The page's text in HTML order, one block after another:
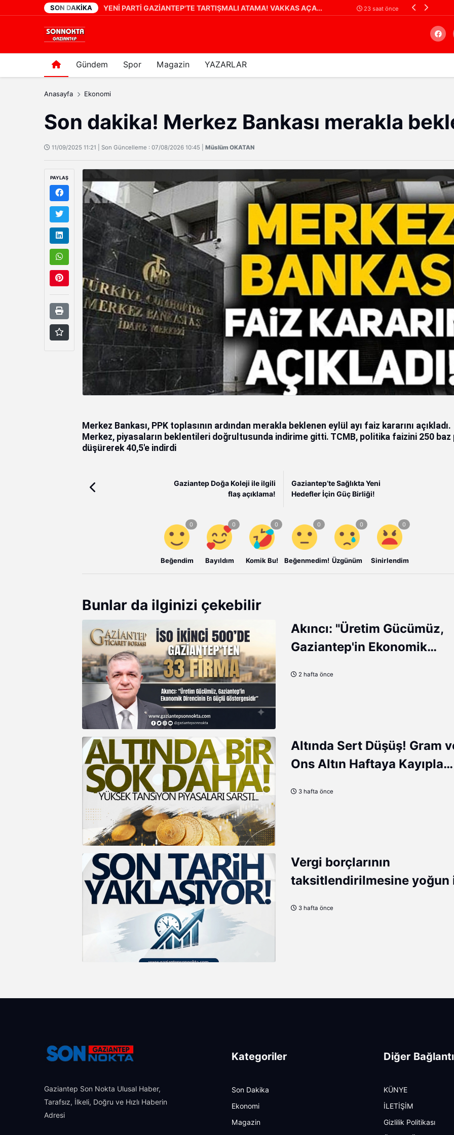
SON DAKIKA
16 saat önce YENİ PARTİ GAZİANTEP'TE TARTIŞMALI ATAMA! VAKKAS AÇAR'IN YERİNE ERHAN DENİZ GÜNGÖR 23 saat önce
Gündem Spor Magazin YAZARLAR
Arama
Anasayfa Ekonomi
Son dakika! Merkez Bankası merakla
11/09/2025 11:21 | Son Güncelleme : 07/08/2026 10:45 | Müslüm OKATAN
PAYLAŞ
Merkez Bankası, PPK toplasının ardından merakla beklenen eylül ayı faiz kararını açıkladı.
Merkez, piyasaların beklentileri doğrultusunda indirime gitti. TCMB, politika faizini 250 baz
düşürerek 40,5'e indirdi
Gaziantep Doğa Koleji ile ilgili
flaş açıklama!
Gaziantep’te Sağlıkta Yeni
Hedefler İçin Güç Birliği!
Beğendim Bayıldım Komik Bu! Beğenmedim! Üzgünüm Sinirlendim
Bunlar da ilginizi çekebilir
Akıncı: "Üretim Gücümüz,
Gaziantep'in Ekonomik
2 hafta önce
Altında Sert Düşüş! Gram
Ons Altın Haftaya Kayıpla
3 hafta önce
Vergi borçlarının
taksitlendirilmesine yoğun
3 hafta önce
Gaziantep Son Nokta Ulusal Haber,
Tarafsız, İlkeli, Doğru ve Hızlı Haberin
Adresi
Kategoriler
Son Dakika
Ekonomi
Magazin
Diğer
KÜNYE
İLETİŞİM
Gizlilik Politikası